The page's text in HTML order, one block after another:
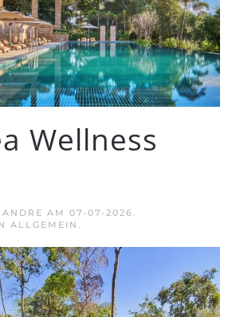
Wellness
ANDRE AM 07-07-2026.
ALLGEMEIN.